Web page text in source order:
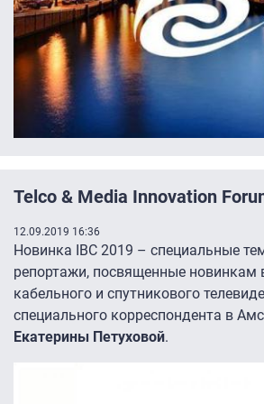
Telco & Media Innovation
12.09.2019 16:36
Новинка IBC 2019 – специальные
репортажи, посвященные новинкам
кабельного и спутникового
специального корреспондента в
Екатерины Петуховой.